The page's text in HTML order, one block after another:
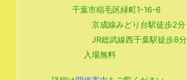
千葉市稲毛区緑町1-16-6
京成線みどり台駅徒歩2分
JR総武線西千葉駅徒歩8分
入場無料